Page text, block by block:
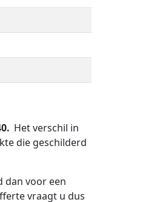
Het verschil in
die geschilderd
dan voor een
vraagt u dus